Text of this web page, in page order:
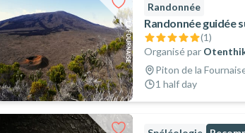
Randonnée
Randonnée guidée
(1)
Organisé par
Piton de la
1 half day